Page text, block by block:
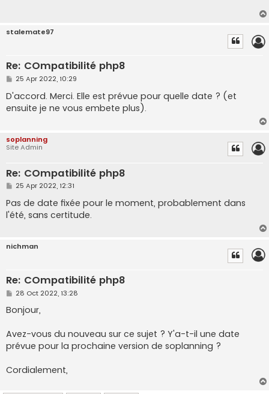
stalemate97
Re: COmpatibilité php8
P
s
t
25 Apr 2022, 10:29
D'accord. Merci. Elle est prévue pour quelle date ? (et
ensuite je ne vous embete plus).
soplanning
Site Admin
Re: COmpatibilité php8
P
s
t
25 Apr 2022, 12:31
Pas de date fixée pour le moment, probablement dans
l'été, sans certitude.
nichman
Re: COmpatibilité php8
P
s
t
28 Oct 2022, 13:28
Bonjour,
Avez-vous du nouveau sur ce sujet ? Y'a-t-il une date
prévue pour la prochaine version de soplanning ?
Cordialement,